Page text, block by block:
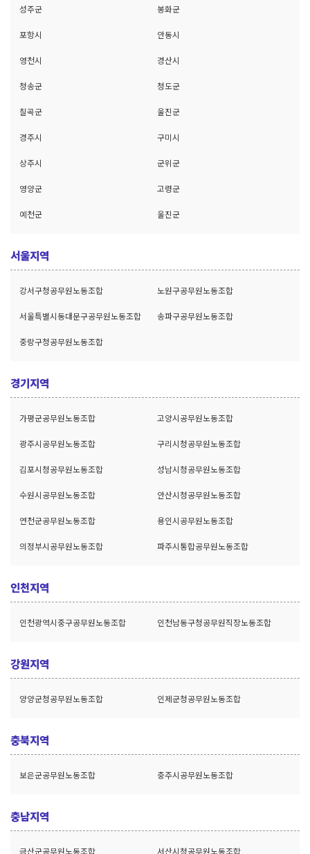
성주군 봉화군
포항시 안동시
영천시 경산시
청송군 청도군
칠곡군 울진군
경주시 구미시
상주시 군위군
영양군 고령군
예천군 울진군
서울지역
강서구청공무원노동조합 노원구공무원노동조합
서울특별시동대문구공무원노동조합 송파구공무원노동조합
중랑구청공무원노동조합
경기지역
가평군공무원노동조합 고양시공무원노동조합
광주시공무원노동조합 구리시청공무원노동조합
김포시청공무원노동조합 성남시청공무원노동조합
수원시공무원노동조합 안산시청공무원노동조합
연천군공무원노동조합 용인시공무원노동조합
의정부시공무원노동조합 파주시통합공무원노동조합
인천지역
인천광역시중구공무원노동조합 인천남동구청공무원직장노동조합
강원지역
양양군청공무원노동조합 인제군청공무원노동조합
충북지역
보은군공무원노동조합 충주시공무원노동조합
충남지역
금산군공무원노동조합 서산시청공무원노동조합